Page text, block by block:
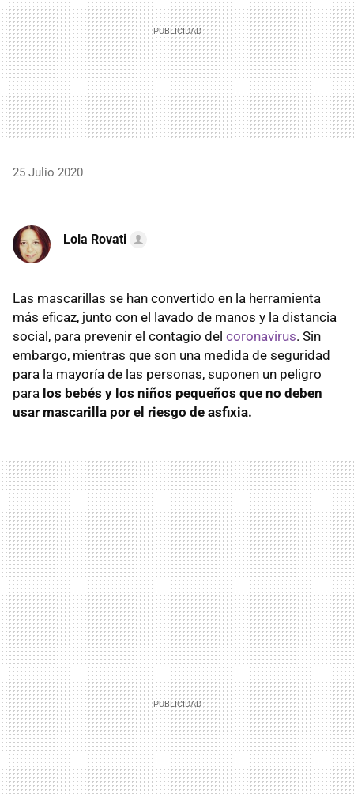
25 Julio 2020
Lola Rovati
Las mascarillas se han convertido en la herramienta
más eficaz, junto con el lavado de manos y la distancia
social, para prevenir el contagio del coronavirus. Sin
embargo, mientras que son una medida de seguridad
para la mayoría de las personas, suponen un peligro
para los bebés y los niños pequeños que no deben
usar mascarilla por el riesgo de asfixia.